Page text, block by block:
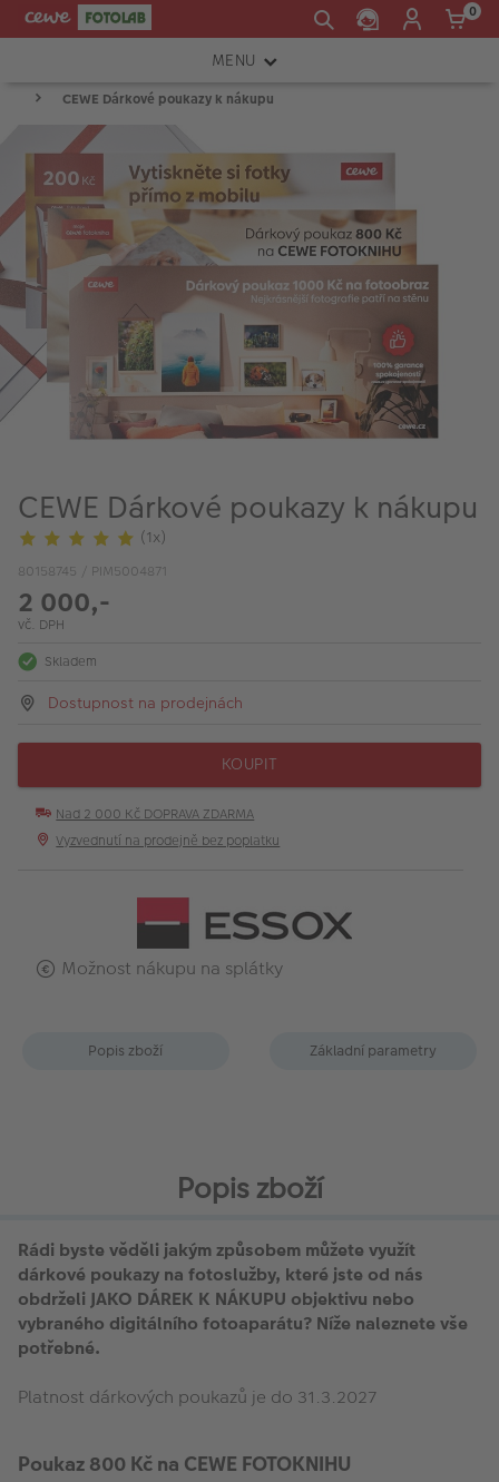
0
MENU
FOTOAPARÁTY
OBJEKTIVY
ATELIÉR
INSTAX™
TISKÁRNY A SKENERY
FOTOBRAŠNY
PŘÍSLUŠENSTVÍ
VÝPRODEJ
FOTO BAZAR
Akce a slevy
CEWE Dárkové poukazy k nákupu
CEWE Dárkové poukazy k nákupu
(1x)
80158745 / PIM5004871
2 000,-
vč. DPH
Skladem
Dostupnost na prodejnách
KOUPIT
Nad 2 000 Kč DOPRAVA ZDARMA
Vyzvednutí na prodejně bez poplatku
Možnost nákupu na splátky
Popis zboží Základní parametry
Popis zboží
Rádi byste věděli jakým způsobem můžete využít
dárkové poukazy na fotoslužby, které jste od nás
obdrželi JAKO DÁREK K NÁKUPU objektivu nebo
vybraného digitálního fotoaparátu? Níže naleznete vše
potřebné.
Platnost dárkových poukazů je do 31.3.2027
Poukaz 800 Kč na CEWE FOTOKNIHU